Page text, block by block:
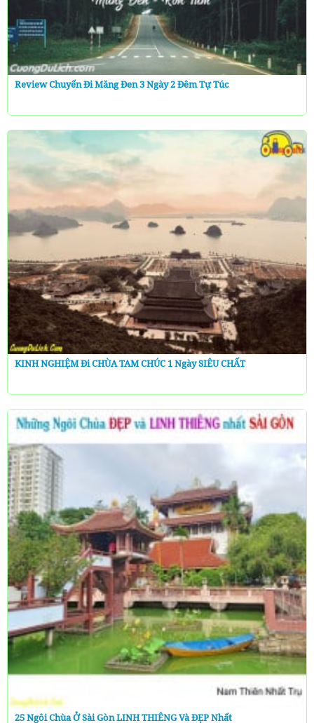
Review Chuyến Đi Măng Đen 3 Ngày 2 Đêm Tự Túc
KINH NGHIỆM Đi CHÙA TAM CHÚC 1 Ngày SIÊU CHẤT
25 Ngôi Chùa Ở Sài Gòn LINH THIÊNG Và ĐẸP Nhất